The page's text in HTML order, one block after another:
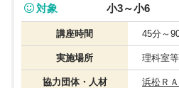
対象
小3～小6
講座時間 45分～
実施場所 理科室等
協力団体・人材 浜松Ｒ